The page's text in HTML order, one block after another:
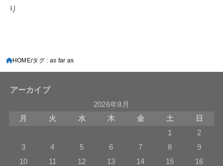
り
HOME タグ : as far as
アーカイブ
2026年8月
月
火 水 木 金 土
日
1
2
3
4 5 6 7 8
9
10
11 12 13 14 15 16